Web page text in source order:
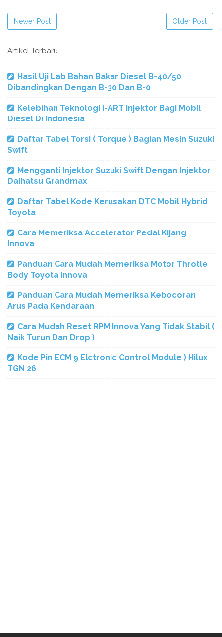
Newer Post Older Post
Artikel Terbaru
Hasil Uji Lab Bahan Bakar Diesel B-40/50
Dibandingkan Dengan B-30 Dan B-0
Kelebihan Teknologi i-ART Injektor Bagi Mobil
Diesel Di Indonesia
Daftar Tabel Torsi ( Torque ) Bagian Mesin Suzuki
Swift
Mengganti Injektor Suzuki Swift Dengan Injektor
Daihatsu Grandmax
Daftar Tabel Kode Kerusakan DTC Mobil Hybrid
Toyota
Cara Memeriksa Accelerator Pedal Kijang
Innova
Panduan Cara Mudah Memeriksa Motor Throtle
Body Toyota Innova
Panduan Cara Mudah Memeriksa Kebocoran
Arus Pada Kendaraan
Cara Mudah Reset RPM Innova Yang Tidak Stabil (
Naik Turun Dan Drop )
Kode Pin ECM 9 Elctronic Control Module ) Hilux
TGN 26